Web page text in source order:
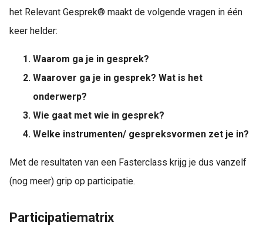
het Relevant Gesprek® maakt de volgende vragen in één
keer helder:
Waarom ga je in gesprek?
Waarover ga je in gesprek? Wat is het
onderwerp?
Wie gaat met wie in gesprek?
Welke instrumenten/ gespreksvormen zet je in?
Met de resultaten van een Fasterclass krijg je dus vanzelf
(nog meer) grip op participatie.
Participatiematrix